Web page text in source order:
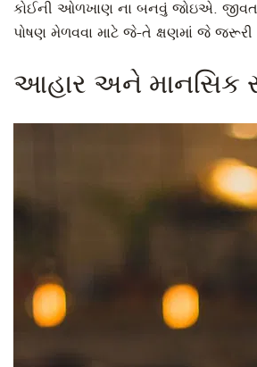
કોઈની ઓળખાણ ના બનવું જોઇએ.
પોષણ મેળવવા માટે જે-તે ક્ષણમાં જે
આહાર અને માનસિક